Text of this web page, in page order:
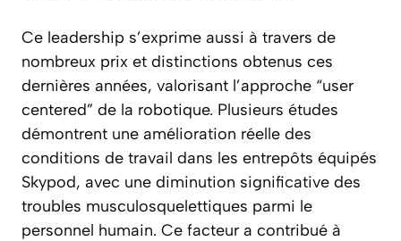
Ce leadership s’exprime aussi à travers de
nombreux prix et distinctions obtenus ces
dernières années, valorisant l’approche “user
centered” de la robotique. Plusieurs études
démontrent une amélioration réelle des
conditions de travail dans les entrepôts équipés
Skypod, avec une diminution significative des
troubles musculosquelettiques parmi le
personnel humain. Ce facteur a contribué à